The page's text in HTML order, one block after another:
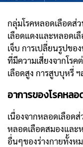
กลุ่มโรคหลอดเลือดส่
เลือดแดงและหลอดเ
เจ็บ การเปลี่ยนรูปขอ
ที่มีความเสี่ยงจากโรค
เลือดสูง การสูบบุหรี่ ฯ
อาการของโรคหล
เนื่องจากหลอดเลือด
หลอดเลือดสมองและ
อื่นๆของร่างกายทั้งห